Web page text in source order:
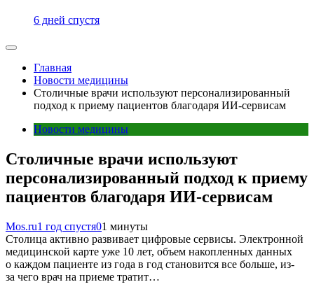
6 дней спустя
Главная
Новости медицины
Столичные врачи используют персонализированный
подход к приему пациентов благодаря ИИ-сервисам
Новости медицины
Столичные врачи используют
персонализированный подход к приему
пациентов благодаря ИИ-сервисам
Mos.ru1 год спустя01 минуты
Столица активно развивает цифровые сервисы. Электронной
медицинской карте уже 10 лет, объем накопленных данных
о каждом пациенте из года в год становится все больше, из-
за чего врач на приеме тратит…